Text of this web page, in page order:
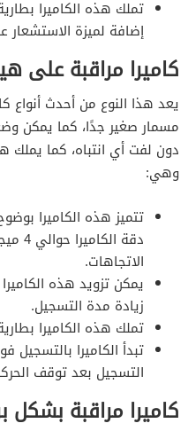
إضافة لميزة الاستشعار
كاميرا مراقبة على
يعد هذا النوع من أحدث أنواع
مسمار صغير جدًا، كما يمكن
دون لفت أي انتباه، كما يملك
وهي:
تتميز هذه الكاميرا
دقة
الاتجاهات.
يمكن تزويد هذه
زيادة مدة التسجيل.
تملك هذه الكاميرا
تبدأ الكاميرا
التسجيل بعد توقف
كاميرا مراقبة بشكل